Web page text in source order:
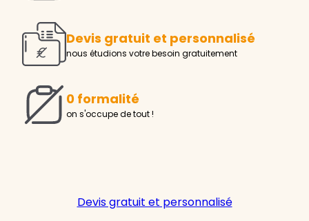
Devis gratuit et personnalisé
nous étudions votre besoin gratuitement
0 formalité
on s'occupe de tout !
Devis gratuit et personnalisé